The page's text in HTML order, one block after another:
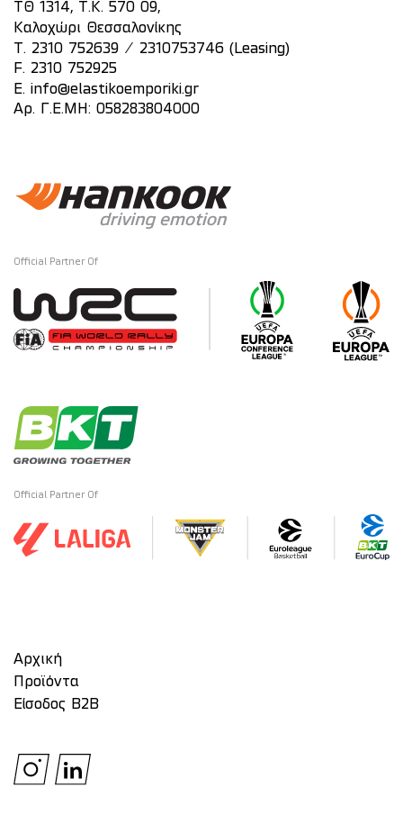
ΤΘ 1314, Τ.Κ. 570 09,
Καλοχώρι Θεσσαλονίκης
T. 2310 752639 /
2310753746 (Leasing)
F. 2310 752925
E.
info@elastikoemporiki.gr
Αρ. Γ.Ε.ΜΗ: 058283804000
Official Partner Of
Official Partner Of
Αρχική
Προϊόντα
Είσοδος Β2Β